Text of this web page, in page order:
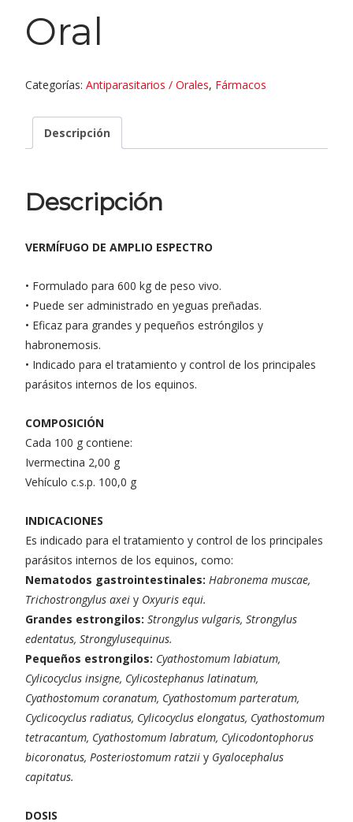
Oral
Categorías: Antiparasitarios / Orales, Fármacos
Descripción
Descripción
VERMÍFUGO DE AMPLIO ESPECTRO
• Formulado para 600 kg de peso vivo.
• Puede ser administrado en yeguas preñadas.
• Eficaz para grandes y pequeños estróngilos y
habronemosis.
• Indicado para el tratamiento y control de los principales
parásitos internos de los equinos.
COMPOSICIÓN
Cada 100 g contiene:
Ivermectina 2,00 g
Vehículo c.s.p. 100,0 g
INDICACIONES
Es indicado para el tratamiento y control de los principales
parásitos internos de los equinos, como:
Nematodos gastrointestinales: Habronema muscae,
Trichostrongylus axei y Oxyuris equi.
Grandes estrongilos: Strongylus vulgaris, Strongylus
edentatus, Strongylusequinus.
Pequeños estrongilos: Cyathostomum labiatum,
Cylicocyclus insigne, Cylicostephanus latinatum,
Cyathostomum coranatum, Cyathostomum parteratum,
Cyclicocyclus radiatus, Cylicocyclus elongatus, Cyathostomum
tetracantum, Cyathostomum labratum, Cylicodontophorus
bicoronatus, Posteriostomum ratzii y Gyalocephalus
capitatus.
DOSIS